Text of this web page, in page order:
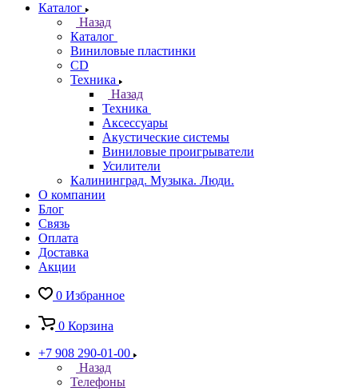
Каталог
Назад
Каталог
Виниловые пластинки
CD
Техника
Назад
Техника
Аксессуары
Акустические системы
Виниловые проигрыватели
Усилители
Калининград. Музыка. Люди.
О компании
Блог
Связь
Оплата
Доставка
Акции
0 Избранное
0 Корзина
+7 908 290-01-00
Назад
Телефоны